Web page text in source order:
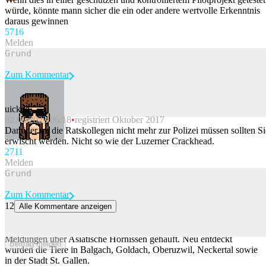
würde, könnte mann sicher die ein oder andere wertvolle Erkenntnis
daraus gewinnen
5716
Melden
Beitrag melden
Zum Kommentar
uicked
02.06.2023 06:18 registriert Oktober 2017
Damit er un die Ratskollegen nicht mehr zur Polizei müssen sollten
erwischt werden. Nicht so wie der Luzerner Crackhead.
2711
Melden
Beitrag melden
Zum Kommentar
12 Alle Kommentare anzeigen
Meldungen über Asiatische Hornissen gehäuft. Neu entdeckt
wurden die Tiere in Balgach, Goldach, Oberuzwil, Neckertal sowie
in der Stadt St. Gallen.